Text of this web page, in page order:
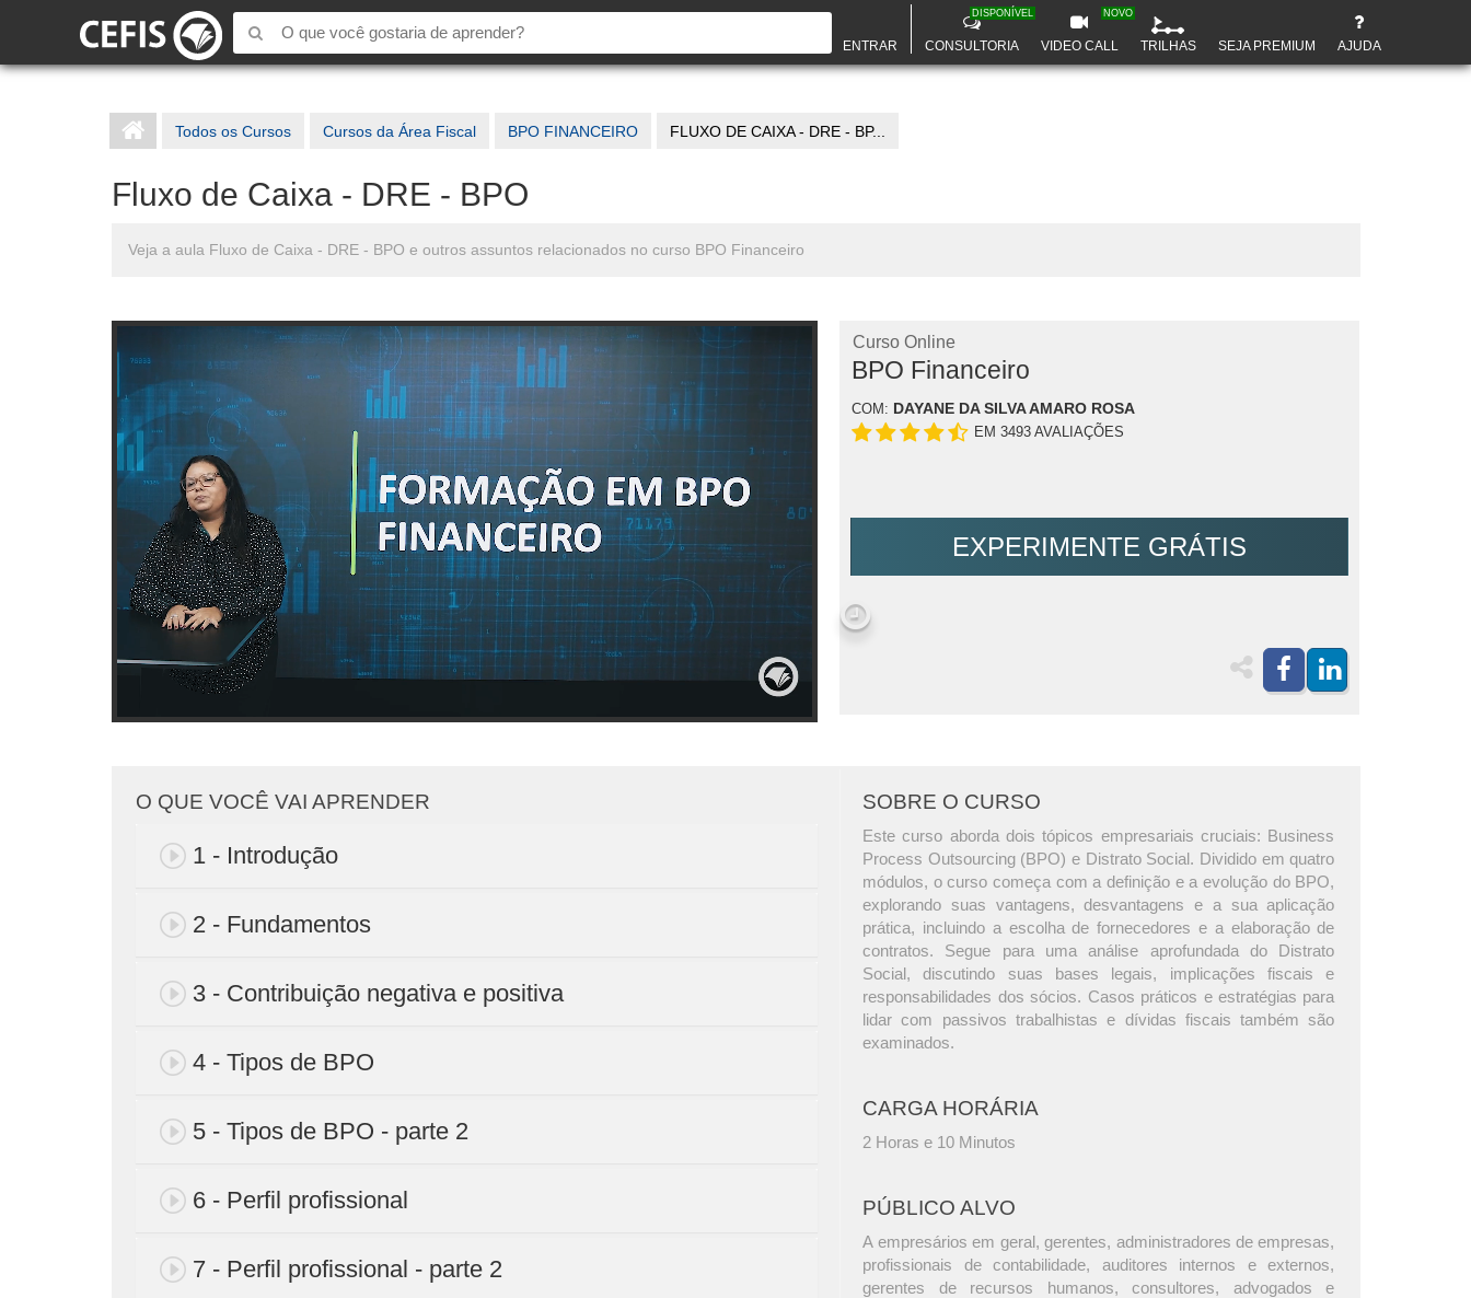
ENTRAR CONSULTORIA
DISPONÍVEL
VIDEO CALL
NOVO
TRILHAS SEJA PREMIUM AJUDA
Todos os Cursos Cursos da Área Fiscal BPO FINANCEIRO FLUXO DE CAIXA - DRE - BP...
Fluxo de Caixa - DRE - BPO
Veja a aula Fluxo de Caixa - DRE - BPO e outros assuntos relacionados no curso BPO Financeiro
Curso Online
BPO Financeiro
COM: DAYANE DA SILVA AMARO ROSA
EM 3493 AVALIAÇÕES
EXPERIMENTE GRÁTIS
O QUE VOCÊ VAI APRENDER
1 - Introdução
2 - Fundamentos
3 - Contribuição negativa e positiva
4 - Tipos de BPO
5 - Tipos de BPO - parte 2
6 - Perfil profissional
7 - Perfil profissional - parte 2
SOBRE O CURSO
Este curso aborda dois tópicos empresariais cruciais: Business
Process Outsourcing (BPO) e Distrato Social. Dividido em quatro
módulos, o curso começa com a definição e a evolução do BPO,
explorando suas vantagens, desvantagens e a sua aplicação
prática, incluindo a escolha de fornecedores e a elaboração de
contratos. Segue para uma análise aprofundada do Distrato
Social, discutindo suas bases legais, implicações fiscais e
responsabilidades dos sócios. Casos práticos e estratégias para
lidar com passivos trabalhistas e dívidas fiscais também são
examinados.
CARGA HORÁRIA
2 Horas e 10 Minutos
PÚBLICO ALVO
A empresários em geral, gerentes, administradores de empresas,
profissionais de contabilidade, auditores internos e externos,
gerentes de recursos humanos, consultores, advogados e